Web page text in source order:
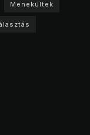
Menekültek